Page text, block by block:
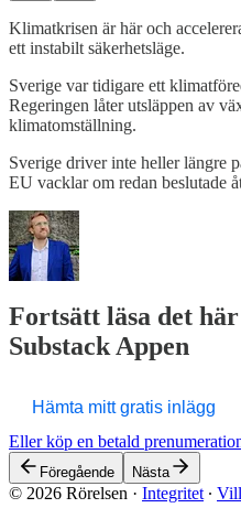
Klimatkrisen är här och
ett instabilt säkerhetsläge.
Sverige var tidigare ett
Regeringen låter utsläppen av
klimatomställning.
Sverige driver inte heller längre
EU vacklar om redan beslutade
Fortsätt läsa det
Substack Appen
Hämta mitt gratis inlägg
Eller köp en betald
Föregående Nästa
© 2026 Rörelsen · Integritet ∙